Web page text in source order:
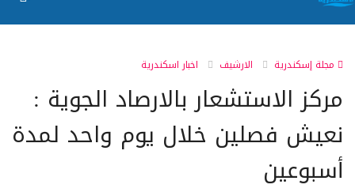
مجلة إسكندرية الارشيف اخبار اسكندرية
مركز الاستشعار بالارصاد الجوية :
نعيش فصلين خلال يوم واحد لمدة
أسبوعين